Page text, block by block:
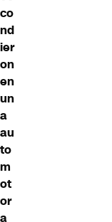
co
nd
ier
on
en
un
a
au
to
m
ot
or
a